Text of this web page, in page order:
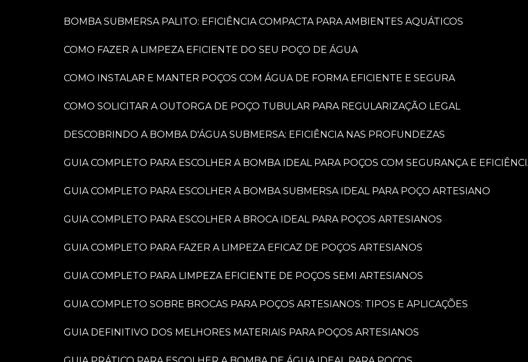
BOMBA SUBMERSA PALITO: EFICIÊNCIA COMPACTA PARA AMBIENTES AQUÁTICOS
COMO FAZER A LIMPEZA EFICIENTE DO SEU POÇO DE ÁGUA
COMO INSTALAR E MANTER POÇOS COM ÁGUA DE FORMA EFICIENTE E SEGURA
COMO SOLICITAR A OUTORGA DE POÇO TUBULAR PARA REGULARIZAÇÃO LEGAL
DESCOBRINDO A BOMBA D'ÁGUA SUBMERSA: EFICIÊNCIA NAS PROFUNDEZAS
GUIA COMPLETO PARA ESCOLHER A BOMBA IDEAL PARA POÇOS COM SEGURANÇA E
GUIA COMPLETO PARA ESCOLHER A BOMBA SUBMERSA IDEAL PARA POÇO ARTESIANO
GUIA COMPLETO PARA ESCOLHER A BROCA IDEAL PARA POÇOS ARTESIANOS
GUIA COMPLETO PARA FAZER A LIMPEZA EFICAZ DE POÇOS ARTESIANOS
GUIA COMPLETO PARA LIMPEZA EFICIENTE DE POÇOS SEMI ARTESIANOS
GUIA COMPLETO SOBRE BROCAS PARA POÇOS ARTESIANOS: TIPOS E APLICAÇÕES
GUIA DEFINITIVO DOS MELHORES MATERIAIS PARA POÇOS ARTESIANOS